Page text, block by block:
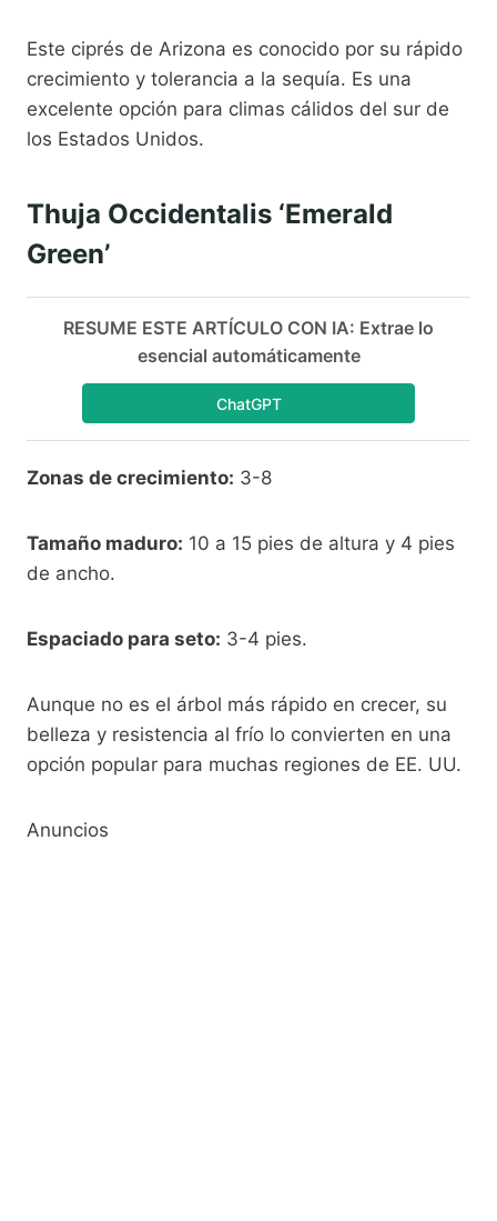
Este ciprés de Arizona es conocido por su rápido
crecimiento y tolerancia a la sequía. Es una
excelente opción para climas cálidos del sur de
los Estados Unidos.
Thuja Occidentalis ‘Emerald
Green’
RESUME ESTE ARTÍCULO CON IA: Extrae lo
esencial automáticamente
ChatGPT
Zonas de crecimiento: 3-8
Tamaño maduro: 10 a 15 pies de altura y 4 pies
de ancho.
Espaciado para seto: 3-4 pies.
Aunque no es el árbol más rápido en crecer, su
belleza y resistencia al frío lo convierten en una
opción popular para muchas regiones de EE. UU.
Anuncios